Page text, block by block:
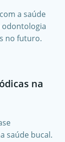
a saúde
odontologia
no futuro.
na
saúde bucal.